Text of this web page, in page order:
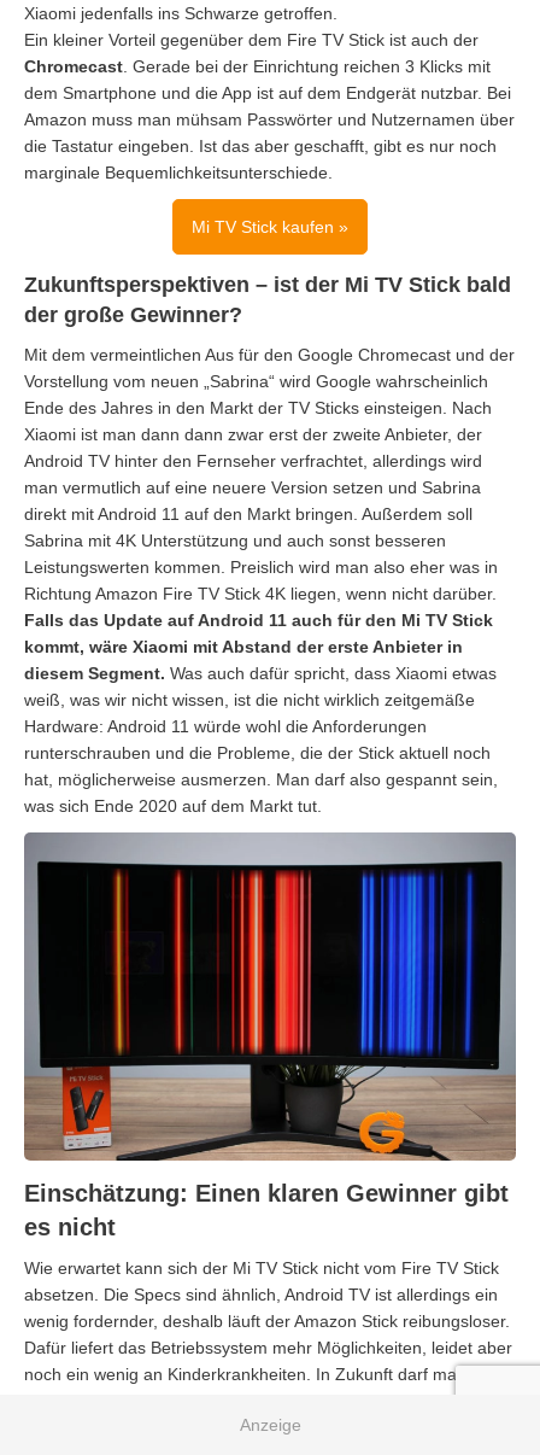
Xiaomi jedenfalls ins Schwarze getroffen.
Ein kleiner Vorteil gegenüber dem Fire TV Stick ist auch der
Chromecast. Gerade bei der Einrichtung reichen 3 Klicks mit
dem Smartphone und die App ist auf dem Endgerät nutzbar. Bei
Amazon muss man mühsam Passwörter und Nutzernamen über
die Tastatur eingeben. Ist das aber geschafft, gibt es nur noch
marginale Bequemlichkeitsunterschiede.
Mi TV Stick kaufen »
Zukunftsperspektiven – ist der Mi TV Stick bald
der große Gewinner?
Mit dem vermeintlichen Aus für den Google Chromecast und der
Vorstellung vom neuen „Sabrina“ wird Google wahrscheinlich
Ende des Jahres in den Markt der TV Sticks einsteigen. Nach
Xiaomi ist man dann dann zwar erst der zweite Anbieter, der
Android TV hinter den Fernseher verfrachtet, allerdings wird
man vermutlich auf eine neuere Version setzen und Sabrina
direkt mit Android 11 auf den Markt bringen. Außerdem soll
Sabrina mit 4K Unterstützung und auch sonst besseren
Leistungswerten kommen. Preislich wird man also eher was in
Richtung Amazon Fire TV Stick 4K liegen, wenn nicht darüber.
Falls das Update auf Android 11 auch für den Mi TV Stick
kommt, wäre Xiaomi mit Abstand der erste Anbieter in
diesem Segment. Was auch dafür spricht, dass Xiaomi etwas
weiß, was wir nicht wissen, ist die nicht wirklich zeitgemäße
Hardware: Android 11 würde wohl die Anforderungen
runterschrauben und die Probleme, die der Stick aktuell noch
hat, möglicherweise ausmerzen. Man darf also gespannt sein,
was sich Ende 2020 auf dem Markt tut.
Einschätzung: Einen klaren Gewinner gibt
es nicht
Wie erwartet kann sich der Mi TV Stick nicht vom Fire TV Stick
absetzen. Die Specs sind ähnlich, Android TV ist allerdings ein
wenig fordernder, deshalb läuft der Amazon Stick reibungsloser.
Dafür liefert das Betriebssystem mehr Möglichkeiten, leidet aber
noch ein wenig an Kinderkrankheiten. In Zukunft darf man noch
mehr Apps und Softwareupdates erwarten und spätestens mit
dem Update auf Android 11 wäre auch der Mi TV Stick mit